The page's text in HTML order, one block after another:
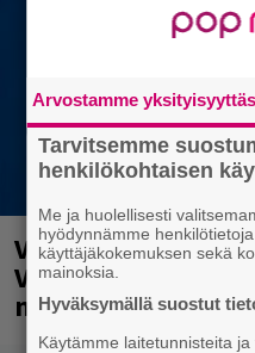
Valtava Yle 100
Veikkaus Arenalla
myös
Arvostamme
Tarvitsemme
henkilökohtaisen
Me ja huolellisesti
hyödynnämme
käyttäjäkokemuksen sekä
mainoksia.
Hyväksymällä suostut
Käytämme laitetunnisteita